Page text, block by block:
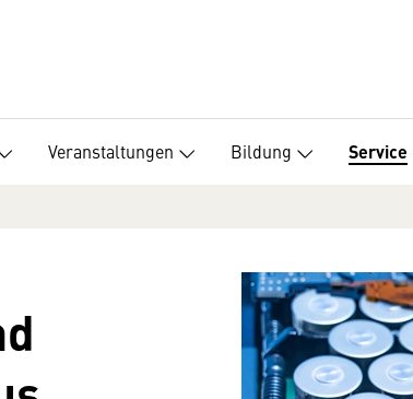
Veranstaltungen Bildung Service